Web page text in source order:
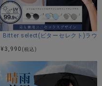
ウサングラス/全2色
Bitter select(ビターセレクト)ラウ
¥ 3,990 (税込)